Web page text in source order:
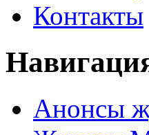
Контакты
Анонсы